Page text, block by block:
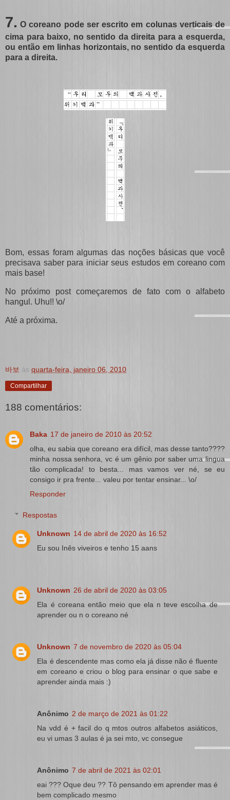
7. O coreano pode ser escrito em colunas verticais de
cima para baixo, no sentido da direita para a esquerda,
ou então em linhas horizontais, no sentido da esquerda
para a direita.
Bom, essas foram algumas das noções básicas que você
precisava saber para iniciar seus estudos em coreano com
mais base!
No próximo post começaremos de fato com o alfabeto
hangul. Uhu!! \o/
Até a próxima.
바보 às quarta-feira, janeiro 06, 2010
Compartilhar
188 comentários:
Baka 17 de janeiro de 2010 às 20:52
olha, eu sabia que coreano era difícil, mas desse tanto????
minha nossa senhora, vc é um gênio por saber uma lingua
tão complicada! to besta... mas vamos ver né, se eu
consigo ir pra frente... valeu por tentar ensinar... \o/
Responder
Respostas
Unknown 14 de abril de 2020 às 16:52
Eu sou Inês viveiros e tenho 15 aans
Unknown 26 de abril de 2020 às 03:05
Ela é coreana então meio que ela n teve escolha de
aprender ou n o coreano né
Unknown 7 de novembro de 2020 às 05:04
Ela é descendente mas como ela já disse não é fluente
em coreano e criou o blog para ensinar o que sabe e
aprender ainda mais :)
Anônimo 2 de março de 2021 às 01:22
Na vdd é + facil do q mtos outros alfabetos asiáticos,
eu vi umas 3 aulas é ja sei mto, vc consegue
Anônimo 7 de abril de 2021 às 02:01
eai ??? Oque deu ?? Tô pensando em aprender mas é
bem complicado mesmo